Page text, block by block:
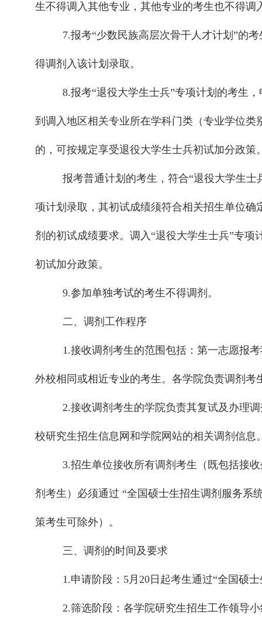
生不得调入其他专业，其他专业的考生也不得调
7.报考“少数民族高层次骨干人才计划”的
得调剂入该计划录取。
8.报考“退役大学生士兵”专项计划的考生
到调入地区相关专业所在学科门类（专业学位
的，可按规定享受退役大学生士兵初试加分政策
报考普通计划的考生，符合“退役大学生士
项计划录取，其初试成绩须符合相关招生单位确
剂的初试成绩要求。调入“退役大学生士兵”专
初试加分政策。
9.参加单独考试的考生不得调剂。
二、调剂工作程序
1.接收调剂考生的范围包括：第一志愿报
外校相同或相近专业的考生。各学院负责调剂考
2.接收调剂考生的学院负责其复试及办理
校研究生招生信息网和学院网站的相关调剂信息
3.招生单位接收所有调剂考生（既包括接
剂考生）必须通过 “全国硕士生招生调剂服务系
策考生可除外）。
三、调剂的时间及要求
1.申请阶段：5月20日起考生通过“全国硕
2.筛选阶段：各学院研究生招生工作领导